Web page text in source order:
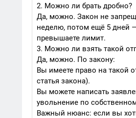
2. Можно ли брать дробно?
Да, можно. Закон не
неделю, потом ещё 5 дней
превышаете лимит.
3. Можно ли взять такой
Да, можно. По закону:
Вы имеете право на такой
статья закона).
Вы можете написать
увольнение по
Важный нюанс: если вы